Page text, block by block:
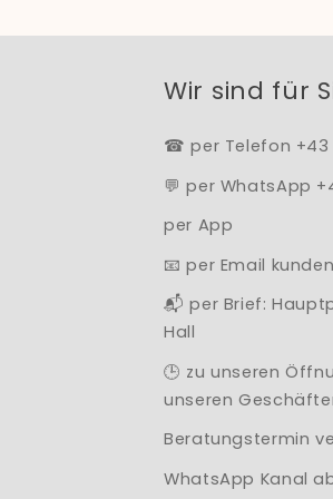
Wir sind für
☎ per Telefon +43
💬 per WhatsApp
per App
📧 per Email
📬 per Brief:
Hall
🕒 zu unseren
unseren
Beratungstermin
WhatsApp Kanal